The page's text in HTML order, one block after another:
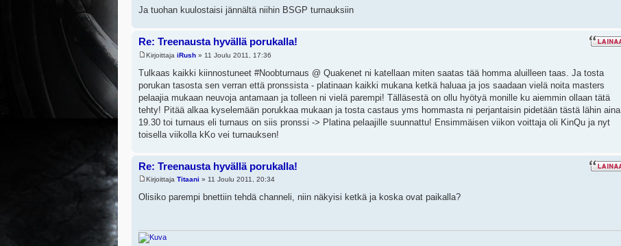
Ja tuohan kuulostaisi jännältä niihin BSGP turnauksiin
Re: Treenausta hyvällä porukalla!
Kirjoittaja iRush » 11 Joulu 2011, 17:36
Tulkaas kaikki kiinnostuneet #Noobturnaus @ Quakenet ni katellaan miten saatas tää homma aluilleen taas. Ja tosta
porukan tasosta sen verran että pronssista - platinaan kaikki mukana ketkä haluaa ja jos saadaan vielä noita masters
pelaajia mukaan neuvoja antamaan ja tolleen ni vielä parempi! Tälläsestä on ollu hyötyä monille ku aiemmin ollaan tätä
tehty! Pitää alkaa kyselemään porukkaa mukaan ja tosta castaus yms hommasta ni perjantaisin pidetään tästä lähin aina
19.30 toi turnaus eli turnaus on siis pronssi -> Platina pelaajille suunnattu! Ensimmäisen viikon voittaja oli KinQu ja nyt
toisella viikolla kKo vei turnauksen!
Re: Treenausta hyvällä porukalla!
Kirjoittaja Titaani » 11 Joulu 2011, 20:34
Olisiko parempi bnettiin tehdä channeli, niin näkyisi ketkä ja koska ovat paikalla?